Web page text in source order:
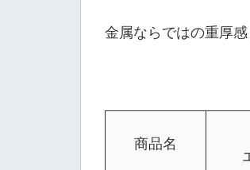
金属ならではの重厚
商品名
エ